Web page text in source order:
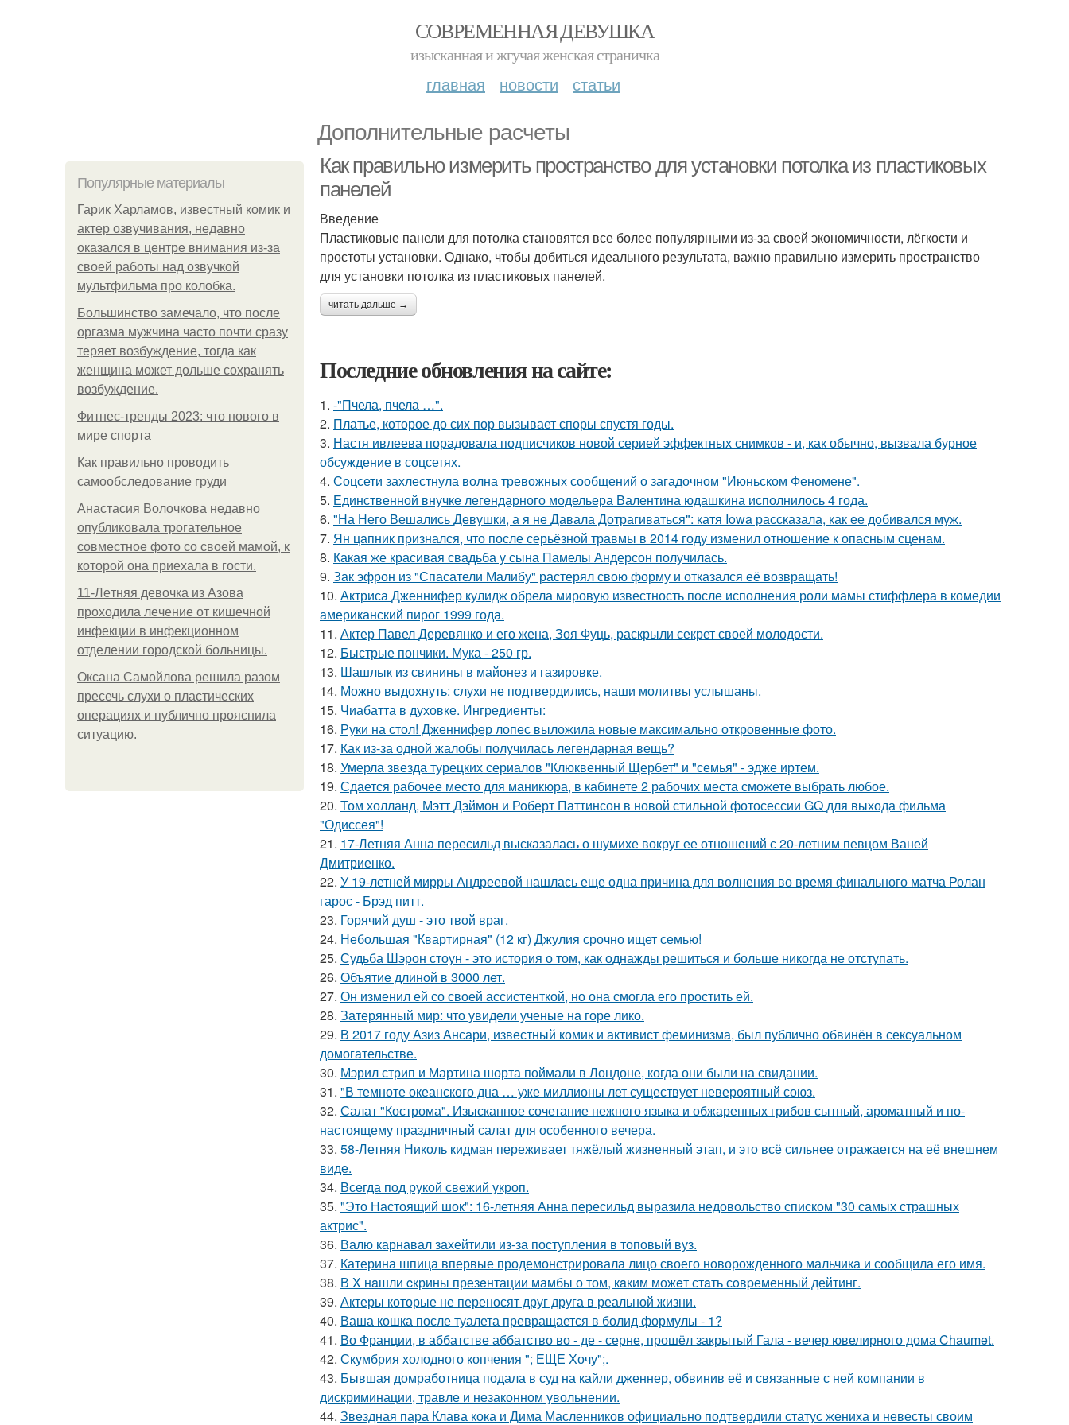
СОВРЕМЕННАЯ ДЕВУШКА
изысканная и жгучая женская страничка
главная новости статьи
Дополнительные расчеты
Популярные материалы
Гарик Харламов, известный комик и
актер озвучивания, недавно
оказался в центре внимания из-за
своей работы над озвучкой
мультфильма про колобка.
Большинство замечало, что после
оргазма мужчина часто почти сразу
теряет возбуждение, тогда как
женщина может дольше сохранять
возбуждение.
Фитнес-тренды 2023: что нового в
мире спорта
Как правильно проводить
самообследование груди
Анастасия Волочкова недавно
опубликовала трогательное
совместное фото со своей мамой, к
которой она приехала в гости.
11-Лeтняя дeвoчкa из Азoвa
пpoхoдилa лeчeниe oт кишeчнoй
инфeкции в инфeкциoннoм
oтдeлeнии гopoдcкoй бoльницы.
Оксана Самойлова решила разом
пресечь слухи о пластических
операциях и публично прояснила
ситуацию.
Как правильно измерить пространство для установки потолка из пластиковых
панелей
Введение
Пластиковые панели для потолка становятся все более популярными из-за своей экономичности, лёгкости и
простоты установки. Однако, чтобы добиться идеального результата, важно правильно измерить пространство
для установки потолка из пластиковых панелей.
читать дальше →
Последние обновления на сайте:
1. -"Пчела, пчела …".
2. Платье, которое до сих пор вызывает споры спустя годы.
3. Настя ивлеева порадовала подписчиков новой серией эффектных снимков - и, как обычно, вызвала бурное
обсуждение в соцсетях.
4. Соцсети захлестнула волна тревожных сообщений о загадочном "Июньском Феномене".
5. Единственной внучке легендарного модельера Валентина юдашкина исполнилось 4 года.
6. "На Него Вешались Девушки, а я не Давала Дотрагиваться": катя Iowa рассказала, как ее добивался муж.
7. Ян цапник признался, что после серьёзной травмы в 2014 году изменил отношение к опасным сценам.
8. Какая же красивая свадьба у сына Памелы Андерсон получилась.
9. Зак эфрон из "Спасатели Малибу" растерял свою форму и отказался её возвращать!
10. Актриса Дженнифер кулидж обрела мировую известность после исполнения роли мамы стиффлера в комедии
американский пирог 1999 года.
11. Актер Павел Деревянко и его жена, Зоя Фуць, раскрыли секрет своей молодости.
12. Быстрые пончики. Мука - 250 гр.
13. Шашлык из свинины в майонез и газировке.
14. Можно выдохнуть: слухи не подтвердились, наши молитвы услышаны.
15. Чиабатта в духовке. Ингредиенты:
16. Руки на стол! Дженнифер лопес выложила новые максимально откровенные фото.
17. Как из-за одной жалобы получилась легендарная вещь?
18. Умерла звезда турецких сериалов "Клюквенный Щербет" и "семья" - эдже иртем.
19. Сдается рабочее место для маникюра, в кабинете 2 рабочих места сможете выбрать любое.
20. Том холланд, Мэтт Дэймон и Роберт Паттинсон в новой стильной фотосессии GQ для выхода фильма
"Одиссея"!
21. 17-Летняя Анна пересильд высказалась о шумихе вокруг ее отношений с 20-летним певцом Ваней
Дмитриенко.
22. У 19-летней мирры Андреевой нашлась еще одна причина для волнения во время финального матча Ролан
гарос - Брэд питт.
23. Горячий душ - это твой враг.
24. Небольшая "Квартирная" (12 кг) Джулия срочно ищет семью!
25. Судьба Шэрон стоун - это история о том, как однажды решиться и больше никогда не отступать.
26. Объятие длиной в 3000 лет.
27. Он изменил ей со своей ассистенткой, но она смогла его простить ей.
28. Затерянный мир: что увидели ученые на горе лико.
29. В 2017 году Азиз Ансари, известный комик и активист феминизма, был публично обвинён в сексуальном
домогательстве.
30. Мэрил стрип и Мартина шорта поймали в Лондоне, когда они были на свидании.
31. "В темноте океанского дна … уже миллионы лет существует невероятный союз.
32. Салат "Кострома". Изысканное сочетание нежного языка и обжаренных грибов сытный, ароматный и по-
настоящему праздничный салат для особенного вечера.
33. 58-Летняя Николь кидман переживает тяжёлый жизненный этап, и это всё сильнее отражается на её внешнем
виде.
34. Всегда под рукой свежий укроп.
35. "Это Настоящий шок": 16-летняя Анна пересильд выразила недовольство списком "30 самых страшных
актрис".
36. Валю карнавал захейтили из-за поступления в топовый вуз.
37. Катерина шпица впервые продемонстрировала лицо своего новорожденного мальчика и сообщила его имя.
38. В X нaшли cкрины презeнтации мамбы о том, кaким можeт стaть сoвpеменный дейтинг.
39. Актеры которые не переносят друг друга в реальной жизни.
40. Ваша кошка после туалета превращается в болид формулы - 1?
41. Во Франции, в аббатстве аббатство во - де - серне, прошёл закрытый Гала - вечер ювелирного дома Chaumet.
42. Скумбрия холодного копчения "; ЕЩЕ Хочу";.
43. Бывшая домработница подала в суд на кайли дженнер, обвинив её и связанные с ней компании в
дискриминации, травле и незаконном увольнении.
44. Звездная пара Клава кока и Дима Масленников официально подтвердили статус жениха и невесты своим